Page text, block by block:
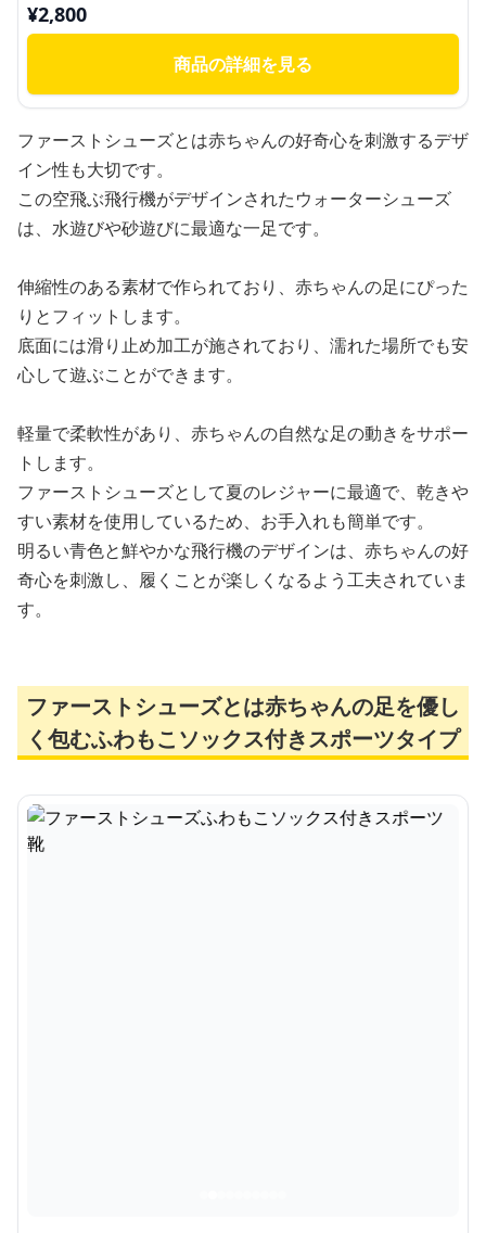
¥2,800
商品の詳細を見る
ファーストシューズとは赤ちゃんの好奇心を刺激するデザ
イン性も大切です。
この空飛ぶ飛行機がデザインされたウォーターシューズ
は、水遊びや砂遊びに最適な一足です。
伸縮性のある素材で作られており、赤ちゃんの足にぴった
りとフィットします。
底面には滑り止め加工が施されており、濡れた場所でも安
心して遊ぶことができます。
軽量で柔軟性があり、赤ちゃんの自然な足の動きをサポー
トします。
ファーストシューズとして夏のレジャーに最適で、乾きや
すい素材を使用しているため、お手入れも簡単です。
明るい青色と鮮やかな飛行機のデザインは、赤ちゃんの好
奇心を刺激し、履くことが楽しくなるよう工夫されていま
す。
ファーストシューズとは赤ちゃんの足を優し
く包むふわもこソックス付きスポーツタイプ